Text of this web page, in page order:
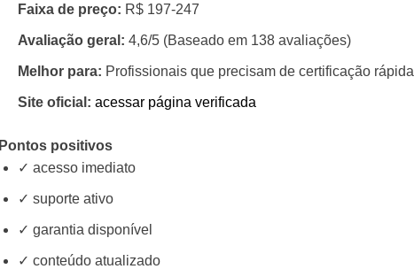
Faixa de preço: R$ 197‑247
Avaliação geral: 4,6/5 (Baseado em 138 avaliações)
Melhor para: Profissionais que precisam de certificação rápida
Site oficial: acessar página verificada
Pontos positivos
✓ acesso imediato
✓ suporte ativo
✓ garantia disponível
✓ conteúdo atualizado